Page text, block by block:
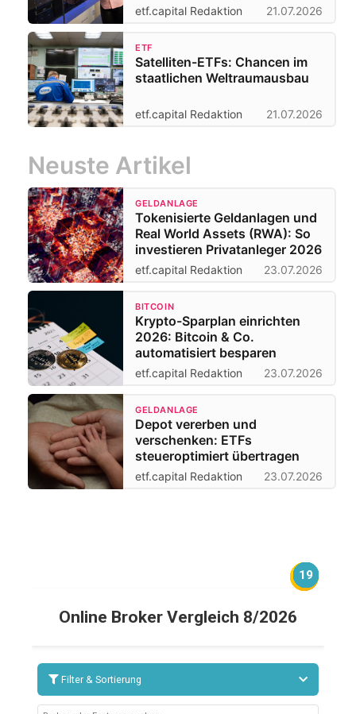
etf.capital Redaktion 21.07.2026
ETF
Satelliten-ETFs: Chancen im
staatlichen Weltraumausbau
etf.capital Redaktion 21.07.2026
Neuste Artikel
GELDANLAGE
Tokenisierte Geldanlagen und
Real World Assets (RWA): So
investieren Privatanleger 2026
etf.capital Redaktion 23.07.2026
BITCOIN
Krypto-Sparplan einrichten
2026: Bitcoin & Co.
automatisiert besparen
etf.capital Redaktion 23.07.2026
GELDANLAGE
Depot vererben und
verschenken: ETFs
steueroptimiert übertragen
etf.capital Redaktion 23.07.2026